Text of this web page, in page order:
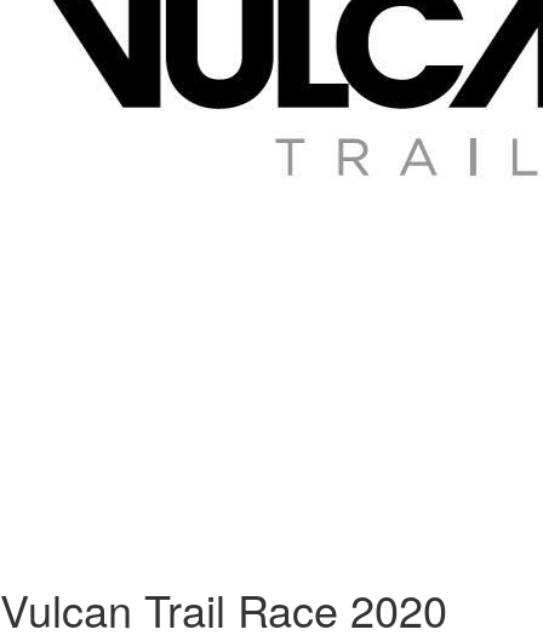
Vulcan Trail Race 2020